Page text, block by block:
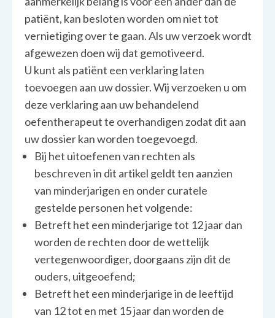
patiënt, kan besloten worden om niet tot
vernietiging over te gaan. Als uw verzoek wordt
afgewezen doen wij dat gemotiveerd.
U kunt als patiënt een verklaring laten
toevoegen aan uw dossier. Wij verzoeken u om
deze verklaring aan uw behandelend
oefentherapeut te overhandigen zodat dit aan
uw dossier kan worden toegevoegd.
Bij het uitoefenen van rechten als
beschreven in dit artikel geldt ten aanzien
van minderjarigen en onder curatele
gestelde personen het volgende:
Betreft het een minderjarige tot 12 jaar dan
worden de rechten door de wettelijk
vertegenwoordiger, doorgaans zijn dit de
ouders, uitgeoefend;
Betreft het een minderjarige in de leeftijd
van 12 tot en met 15 jaar dan worden de